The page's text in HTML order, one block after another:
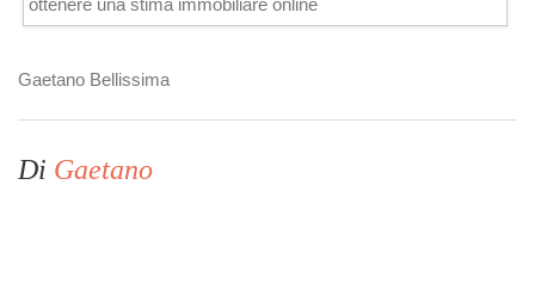
Gaetano Bellissima
Di Gaetano